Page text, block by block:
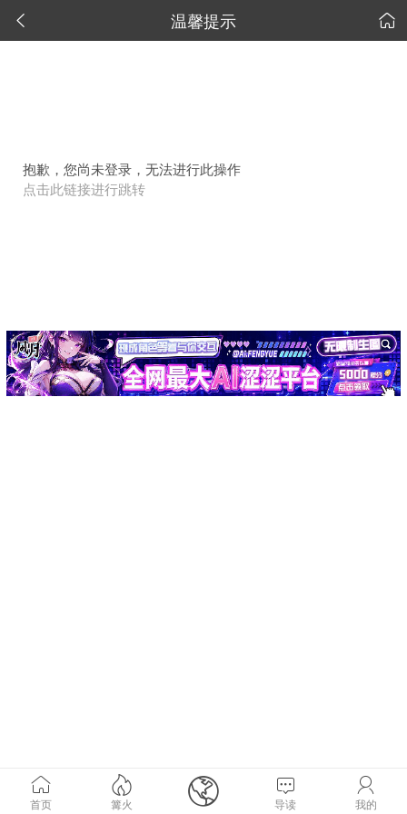
 温馨提示 
抱歉，您尚未登录，无法进行此操作
点击此链接进行跳转

首页

篝火  
导读

我的